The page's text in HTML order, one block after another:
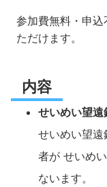
参加費無料・申
ただけます。
内容
せいめい望
せいめい望
者が せいめ
ないます。